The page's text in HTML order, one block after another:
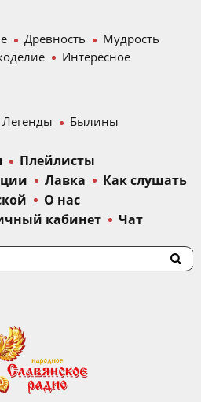
Древность
Мудрость
Интересное
Легенды Былины
Плейлисты
Лавка
Как слушать
О нас
кабинет Чат